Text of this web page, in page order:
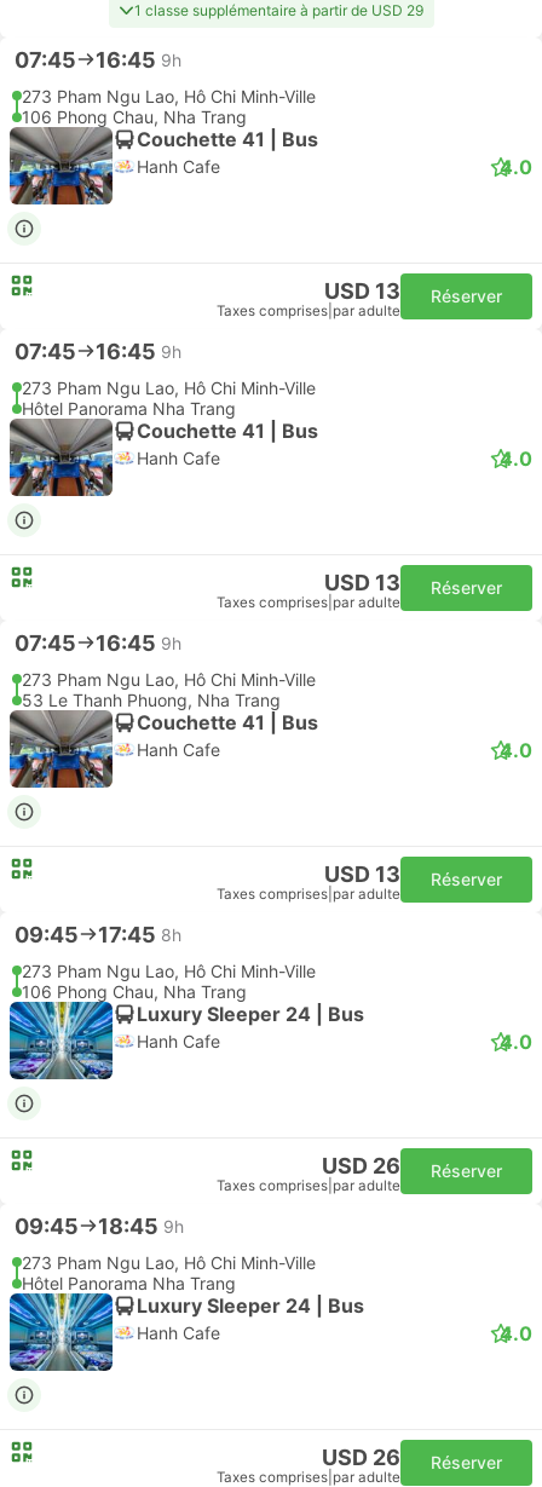
1 classe supplémentaire à partir de USD 29
07:45 16:45 9h
273 Pham Ngu Lao, Hô Chi Minh-Ville
106 Phong Chau, Nha Trang
Couchette 41 | Bus
Hanh Cafe 4.0
USD 13
Taxes comprises par adulte
Réserver
07:45 16:45 9h
273 Pham Ngu Lao, Hô Chi Minh-Ville
Hôtel Panorama Nha Trang
Couchette 41 | Bus
Hanh Cafe 4.0
USD 13
Taxes comprises par adulte
Réserver
07:45 16:45 9h
273 Pham Ngu Lao, Hô Chi Minh-Ville
53 Le Thanh Phuong, Nha Trang
Couchette 41 | Bus
Hanh Cafe 4.0
USD 13
Taxes comprises par adulte
Réserver
09:45 17:45 8h
273 Pham Ngu Lao, Hô Chi Minh-Ville
106 Phong Chau, Nha Trang
Luxury Sleeper 24 | Bus
Hanh Cafe 4.0
USD 26
Taxes comprises par adulte
Réserver
09:45 18:45 9h
273 Pham Ngu Lao, Hô Chi Minh-Ville
Hôtel Panorama Nha Trang
Luxury Sleeper 24 | Bus
Hanh Cafe 4.0
USD 26
Taxes comprises par adulte
Réserver